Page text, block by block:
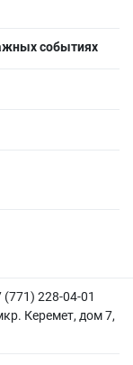
событиях
(771) 228-04-01
Керемет, дом 7,